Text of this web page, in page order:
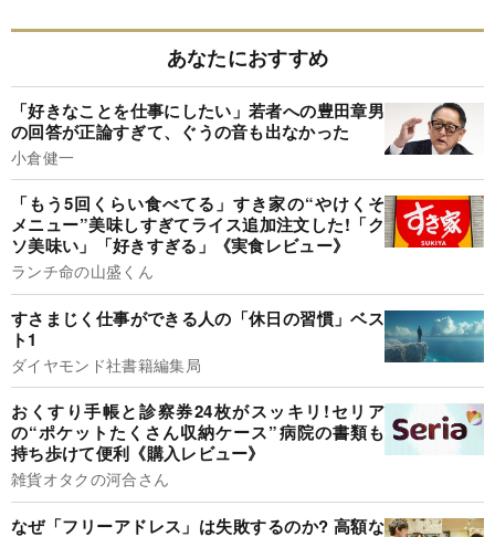
あなたにおすすめ
「好きなことを仕事にしたい」若者への豊田章男
の回答が正論すぎて、ぐうの音も出なかった
小倉健一
「もう5回くらい食べてる」すき家の“やけくそ
メニュー”美味しすぎてライス追加注文した!「ク
ソ美味い」「好きすぎる」《実食レビュー》
ランチ命の山盛くん
すさまじく仕事ができる人の「休日の習慣」ベス
ト1
ダイヤモンド社書籍編集局
おくすり手帳と診察券24枚がスッキリ!セリア
の“ポケットたくさん収納ケース”病院の書類も
持ち歩けて便利《購入レビュー》
雑貨オタクの河合さん
なぜ「フリーアドレス」は失敗するのか? 高額な